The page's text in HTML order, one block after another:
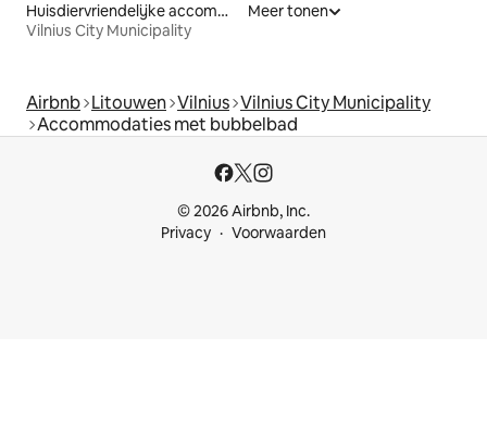
Huisdiervriendelijke accommodaties
Vilnius City Municipality
Meer tonen
Airbnb Litouwen Vilnius Vilnius City Municipality
Accommodaties met bubbelbad
© 2026 Airbnb, Inc.
Privacy
Voorwaarden